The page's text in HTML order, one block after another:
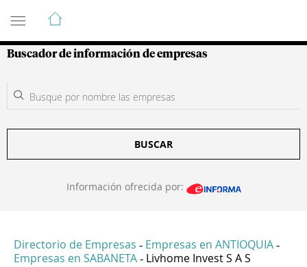
Guía de Empresas Colombianas
Buscador de información de empresas
BUSCAR
Información ofrecida por:
Directorio de Empresas - Empresas en ANTIOQUIA -
Empresas en SABANETA - Livhome Invest S A S